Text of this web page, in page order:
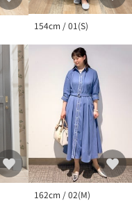
154cm / 01(S)
162cm / 02(M)